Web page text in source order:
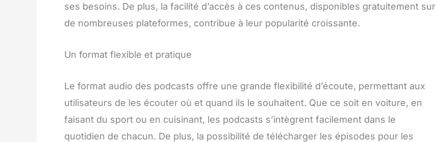
ses besoins. De plus, la facilité d’accès à ces contenus, disponibles gratuitement sur
de nombreuses plateformes, contribue à leur popularité croissante.
Un format flexible et pratique
Le format audio des podcasts offre une grande flexibilité d’écoute, permettant aux
utilisateurs de les écouter où et quand ils le souhaitent. Que ce soit en voiture, en
faisant du sport ou en cuisinant, les podcasts s’intègrent facilement dans le
quotidien de chacun. De plus, la possibilité de télécharger les épisodes pour les